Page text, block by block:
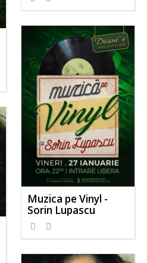
Muzica pe Vinyl -
Sorin Lupascu